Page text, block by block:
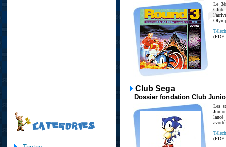
Le
Club
(PDF
Club Sega
Dossier fondation Club
Les
(PDF
CATEGORIES